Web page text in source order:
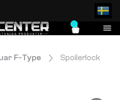
0
F-Type
Spoilerlock